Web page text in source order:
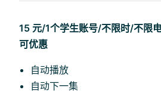
15 元/1个学生账号/不限时/不限
可优惠
自动播放
自动下一集